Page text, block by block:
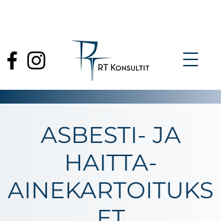
ASBESTI- JA
HAITTA-
AINEKARTOITUKS